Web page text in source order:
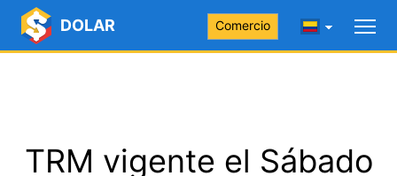
DOLAR Comercio
TRM vigente el Sábado